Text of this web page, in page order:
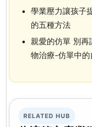
學業壓力讓孩子
的五種方法
親愛的仿單 別
物治療-仿單中
RELATED HUB